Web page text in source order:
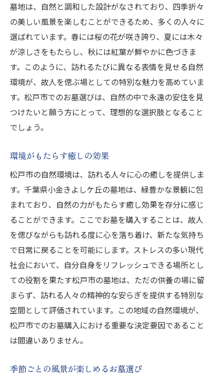
墓地は、自然と調和した設計がなされており、四季折々
の美しい風景を楽しむことができるため、多くの人々に
選ばれています。春には桜の花が咲き誇り、夏には木々
が涼しさをもたらし、秋には紅葉が鮮やかに色づきま
す。このように、訪れるたびに異なる表情を見せる自然
環境が、故人を偲ぶ場としての特別な魅力を高めていま
す。松戸市でのお墓選びは、自然の中で永遠の安住を見
つけたいと願う方にとって、理想的な選択肢となること
でしょう。
環境がもたらす癒しの効果
松戸市の自然環境は、訪れる人々に心の癒しを提供しま
す。千葉県小金きよしケ丘の墓地は、緑豊かな景観に包
まれており、自然の力がもたらす癒し効果を存分に感じ
ることができます。ここでお墓を購入することは、故人
を偲びながらも訪れる度に心を落ち着け、新たな気持ち
で日常に戻ることを可能にします。ストレスの多い現代
社会において、自分自身をリフレッシュできる場所とし
ての役割を果たす松戸市の墓地は、ただの供養の場に留
まらず、訪れる人々の精神的な安らぎを提供する特別な
空間として評価されています。この地域の自然環境が、
松戸市でのお墓購入における重要な決定要因であること
は間違いありません。
季節ごとの風景が楽しめるお墓選び